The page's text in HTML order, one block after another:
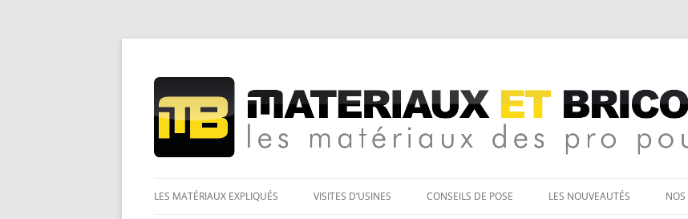
Matériaux et bricolage
au
LES MATÉRIAUX EXPLIQUÉS VISITES D’USINES CONSEILS DE POSE LES NOUVEAUTÉS NOS